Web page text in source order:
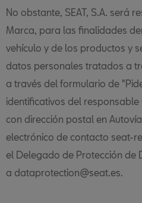
No obstante, SEAT, S.A. será
Marca, para las finalidades
vehículo y de los productos y
datos personales tratados a
a través del formulario de
identificativos del responsable
con dirección postal en
electrónico de contacto seat-
el Delegado de Protección de
a dataprotection@seat.es.